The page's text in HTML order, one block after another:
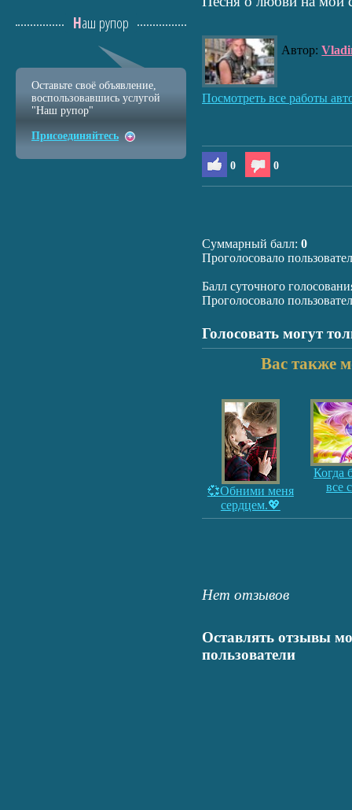
pause
Автор:
Посмотреть все работы
0 0
Суммарный балл: 0
Проголосовало
Балл суточного
Проголосовало
Голосовать могут
Вас также
💞Обними меня
сердцем.💖
Когда
все
Нет отзывов
Оставлять отзывы
пользователи
Наш рупор
Оставьте своё объявление,
воспользовавшись услугой
"Наш рупор"
Присоединяйтесь